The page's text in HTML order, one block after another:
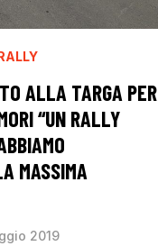
ALLA TARGA PER
“UN RALLY
MASSIMA
2019